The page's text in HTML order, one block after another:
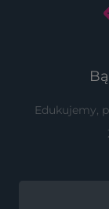
Edukujemy,